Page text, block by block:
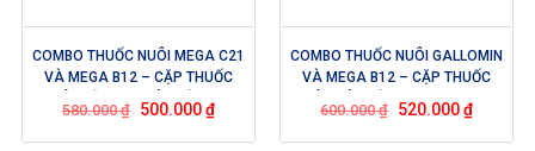
COMBO THUỐC NUÔI MEGA C21
VÀ MEGA B12 – CẶP THUỐC
NUÔI KẾT HỢP GIÚP GÀ TĂNG
BO, SĂN CHẮC CƠ BẮP TRONG
CHẾ ĐỘ NUÔI
580.000₫ 500.000₫
COMBO THUỐC NUÔI GALLOMIN
VÀ MEGA B12 – CẶP THUỐC
NUÔI GIÚP GÀ CỰ MẠNH, HỪNG
NƯỚC MÁU, ĐÁ BO LỚN
600.000₫ 520.000₫